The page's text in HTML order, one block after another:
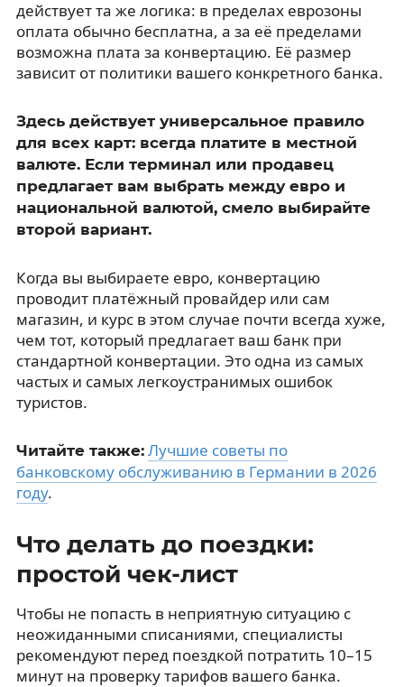
действует та же логика: в пределах еврозоны
оплата обычно бесплатна, а за её пределами
возможна плата за конвертацию. Её размер
зависит от политики вашего конкретного банка.
Здесь действует универсальное правило
для всех карт: всегда платите в местной
валюте. Если терминал или продавец
предлагает вам выбрать между евро и
национальной валютой, смело выбирайте
второй вариант.
Когда вы выбираете евро, конвертацию
проводит платёжный провайдер или сам
магазин, и курс в этом случае почти всегда хуже,
чем тот, который предлагает ваш банк при
стандартной конвертации. Это одна из самых
частых и самых легкоустранимых ошибок
туристов.
Читайте также: Лучшие советы по
банковскому обслуживанию в Германии в 2026
году.
Что делать до поездки:
простой чек-лист
Чтобы не попасть в неприятную ситуацию с
неожиданными списаниями, специалисты
рекомендуют перед поездкой потратить 10–15
минут на проверку тарифов вашего банка.